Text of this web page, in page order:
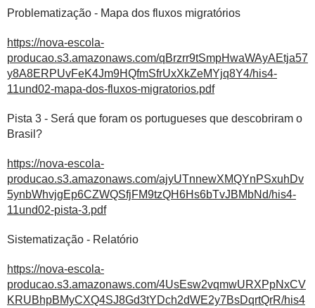
Problematização - Mapa dos fluxos migratórios
https://nova-escola-
producao.s3.amazonaws.com/qBrzrr9tSmpHwaWAyAEtja57
y8A8ERPUvFeK4Jm9HQfmSfrUxXkZeMYjq8Y4/his4-
11und02-mapa-dos-fluxos-migratorios.pdf
Pista 3 - Será que foram os portugueses que descobriram o
Brasil?
https://nova-escola-
producao.s3.amazonaws.com/ajyUTnnewXMQYnPSxuhDv
5ynbWhvjgEp6CZWQSfjFM9tzQH6Hs6bTvJBMbNd/his4-
11und02-pista-3.pdf
Sistematização - Relatório
https://nova-escola-
producao.s3.amazonaws.com/4UsEsw2vqmwURXPpNxCV
KRUBhpBMyCXQ4SJ8Gd3tYDch2dWE2y7BsDqrtQrR/his4